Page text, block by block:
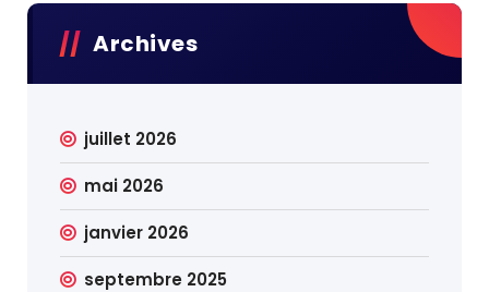
Archives
juillet 2026
mai 2026
janvier 2026
septembre 2025